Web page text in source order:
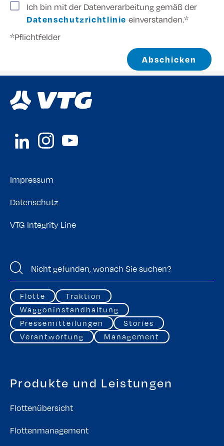
Ich bin mit der Datenverarbeitung gemäß der
Datenschutzrichtlinie einverstanden.*
*Pflichtfelder
Abschicken
Impressum
Datenschutz
VTG Integrity Line
Flotte
Traktion
Waggoninstandhaltung
Pressemitteilungen
Stories
Verantwortung
Management
Produkte und Leistungen
Flottenübersicht
Flottenmanagement